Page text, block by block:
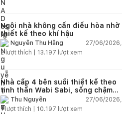
Ngôi nhà không cần điều hòa nhờ
thiết kế theo khí hậu
Nguyễn Thu Hằng
27/06/2026,
2lượt thích | 13.197 lượt xem
Nhà cấp 4 bên suối thiết kế theo
tinh thần Wabi Sabi, sống chậm
giữa thiên nhiên
Thu Nguyễn
27/06/2026,
1lượt thích | 10.197 lượt xem